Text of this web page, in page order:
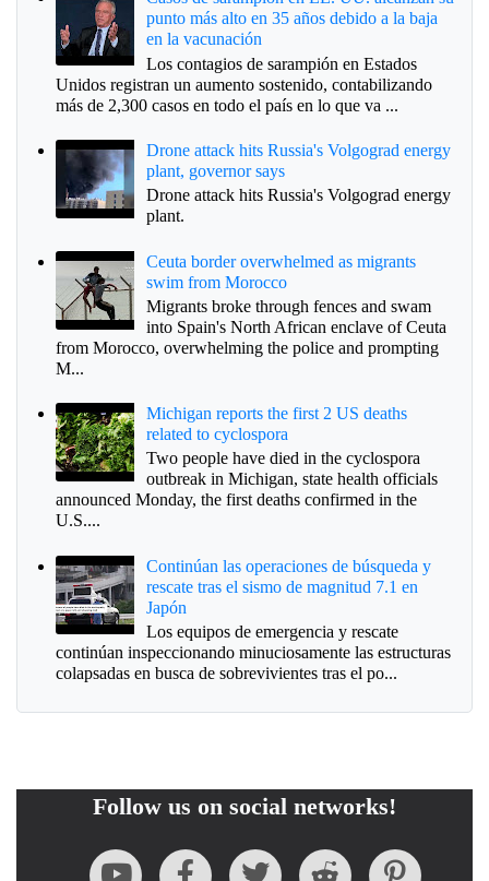
punto más alto en 35 años debido a la baja
en la vacunación
Los contagios de sarampión en Estados
Unidos registran un aumento sostenido, contabilizando
más de 2,300 casos en todo el país en lo que va ...
Drone attack hits Russia's Volgograd energy
plant, governor says
Drone attack hits Russia's Volgograd energy
plant.
Ceuta border overwhelmed as migrants
swim from Morocco
Migrants broke through fences and swam
into Spain's North African enclave of Ceuta
from Morocco, overwhelming the police and prompting
M...
Michigan reports the first 2 US deaths
related to cyclospora
Two people have died in the cyclospora
outbreak in Michigan, state health officials
announced Monday, the first deaths confirmed in the
U.S....
Continúan las operaciones de búsqueda y
rescate tras el sismo de magnitud 7.1 en
Japón
Los equipos de emergencia y rescate
continúan inspeccionando minuciosamente las estructuras
colapsadas en busca de sobrevivientes tras el po...
Follow us on social networks!